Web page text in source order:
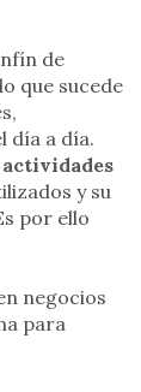
de
que sucede
día a día.
y su
por ello
negocios
para